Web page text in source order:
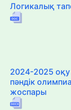
Логикалық
2024-2025 оқу
пәндік
жоспары